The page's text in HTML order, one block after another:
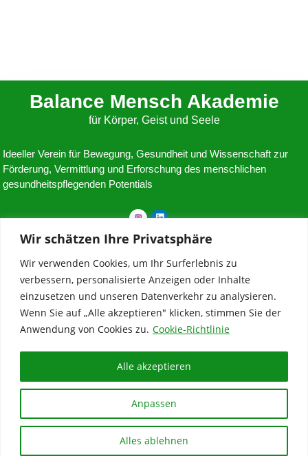
Wir schätzen Ihre Privatsphäre
Wir verwenden Cookies, um Ihr Surferlebnis zu
verbessern, personalisierte Anzeigen oder Inhalte
einzusetzen und unseren Datenverkehr zu analysieren.
Wenn Sie auf „Alle akzeptieren" klicken, stimmen Sie der
Anwendung von Cookies zu. Cookie-Richtlinie
Anpassen
Alles ablehnen
Alle akzeptieren
Balance Mensch Akademie
für Körper, Geist und Seele
Ideeller Verein für Bewegung, Gesundheit und Wissenschaft zur
Förderung, Vermittlung und Erforschung des menschlichen
gesundheitspflegenden Potentials
Balance Mensch Akademie
A-5760 Saalfelden
ZVR: 1276897818
+43 (0) 677-64430507
Copyrigth © 2024 – Balance Mensch Akademie
DatenschutzNutzungsbedingungen